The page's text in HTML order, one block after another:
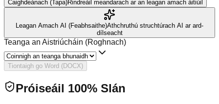
Caighdeánach (Tapa)Rindreáil meandarach ar an leagan amach áitiúil
Leagan Amach AI (Feabhsaithe)Athchruthú struchtúrach AI ar ard-
dílseacht
Teanga an Aistriúcháin (Roghnach)
Tiontaigh go Word (DOCX)
Próiseáil 100% Slán